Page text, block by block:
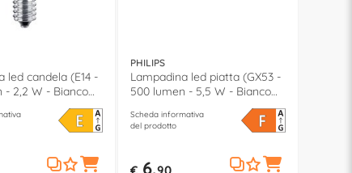
led candela (E14 -
- 2,2 W - Bianco
PHILIPS
Lampadina led piatta (GX53 -
500 lumen - 5,5 W - Bianco
Scheda informativa
del prodotto
6,